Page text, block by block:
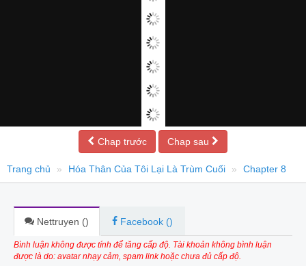
Chap trước Chap sau
Trang chủ Hóa Thân Của Tôi Lại Là Trùm Cuối Chapter 8
Nettruyen () Facebook ()
Bình luận không được tính để tăng cấp độ. Tài khoản không bình luận
được là do: avatar nhạy cảm, spam link hoặc chưa đủ cấp độ.